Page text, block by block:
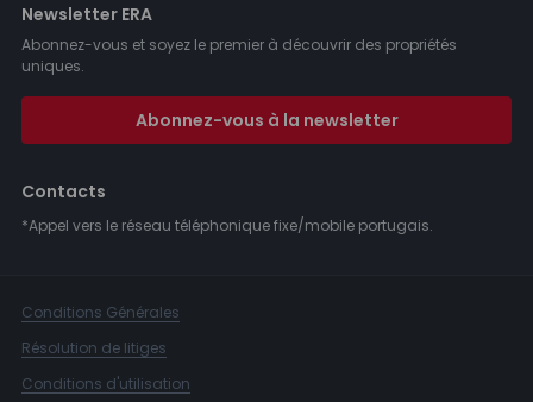
Newsletter ERA
Abonnez-vous et soyez le premier à découvrir des propriétés
uniques.
Abonnez-vous à la newsletter
Contacts
*Appel vers le réseau téléphonique fixe/mobile portugais.
Conditions Générales
Résolution de litiges
Conditions d'utilisation